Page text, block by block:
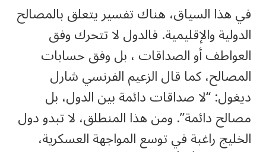
في هذا السياق، هناك تفسير يتعلق بالمصالح
الدولية والإقليمية. فالدول لا تتحرك وفق
العواطف أو الصداقات ، بل وفق حسابات
المصالح، كما قال الزعيم الفرنسي شارل
ديغول: “لا صداقات دائمة بين الدول، بل
مصالح دائمة”. ومن هذا المنطلق، لا تبدو دول
الخليج راغبة في توسع المواجهة العسكرية،